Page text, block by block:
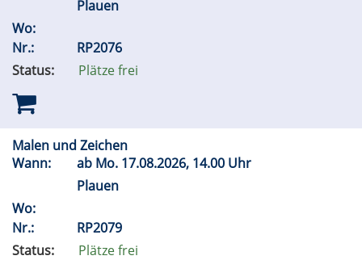
Plauen
Wo:
Nr.:
RP2076
Status:
Plätze frei
Malen und Zeichen
Wann:
ab Mo. 17.08.2026, 14.00 Uhr
Plauen
Wo:
Nr.:
RP2079
Status:
Plätze frei